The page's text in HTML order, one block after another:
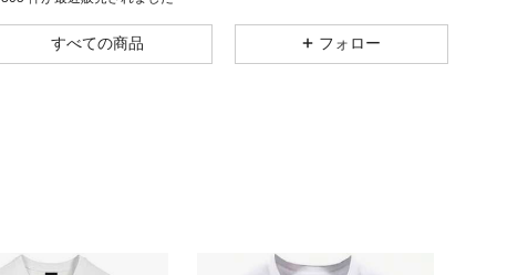
4.16 3.7K
すべての商品 フォロー